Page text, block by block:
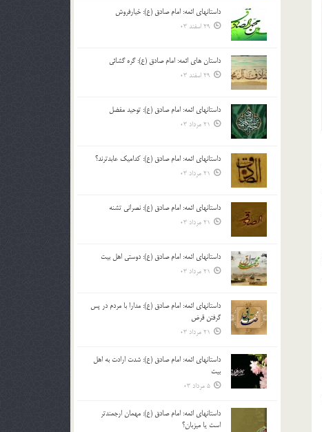
داستانهای ائمه: امام صادق (ع): خیارفروش
29 اسفند 03
داستان های ائمه: امام صادق (ع): گره گشائی
29 اسفند 03
داستانهای ائمه: امام صادق (ع): توحید مفضل
21 مرداد 03
داستانهای ائمه: امام صادق (ع): کدامیک عابدترند؟
21 مرداد 03
داستانهای ائمه: امام صادق (ع): نصرانی تشنه
21 مرداد 03
داستانهای ائمه: امام صادق (ع): دوستی اهل بیت
21 مرداد 03
داستانهای ائمه: امام صادق (ع): مدارا با مردم در پس
گرفتن قرض
21 مرداد 03
داستانهای ائمه: امام صادق (ع): شدت ارادت به اهل
بیت
5 مرداد 03
داستانهای ائمه: امام صادق (ع): مهمان ارجمندتر
است یا میزبان؟